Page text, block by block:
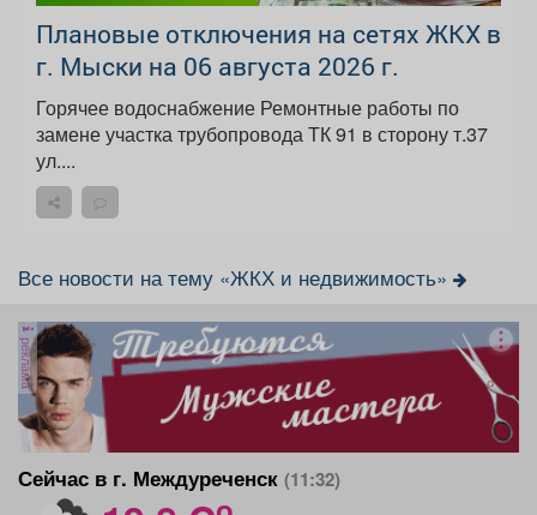
Плановые отключения на сетях ЖКХ в
г. Мыски на 06 августа 2026 г.
Горячее водоснабжение Ремонтные работы по
замене участка трубопровода ТК 91 в сторону т.37
ул....
Все новости на тему «ЖКХ и недвижимость»
реклама
Сейчас в г. Междуреченск (11:32)